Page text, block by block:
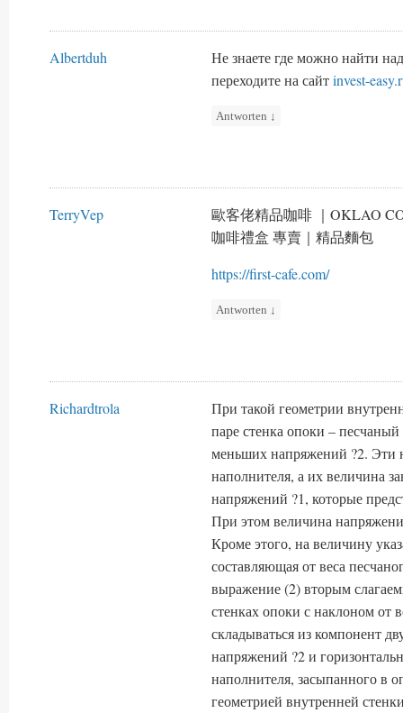
Albertduh
Не знаете где можно найти
переходите на сайтinvest-
Antworten ↓
TerryVep
歐客佬精品咖啡 ｜OKLAO
咖啡禮盒 專賣｜精品麵包
https://first-cafe.com/
Antworten ↓
Richardtrola
При такой геометрии
паре стенка опоки –
меньших напряжений ?2. Эти
наполнителя, а их величина
напряжений ?1, которые
При этом величина
Кроме этого, на величину
составляющая от веса
выражение (2) вторым
стенках опоки с наклоном от
складываться из компонент
напряжений ?2 и
наполнителя, засыпанного в
геометрией внутренней